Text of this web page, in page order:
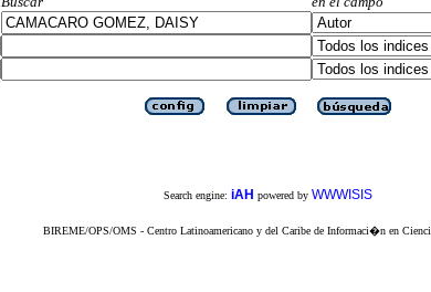
Search engine: iAH powered by WWWISIS
BIREME/OPS/OMS - Centro Latinoamericano y del Caribe de Informaci�n en